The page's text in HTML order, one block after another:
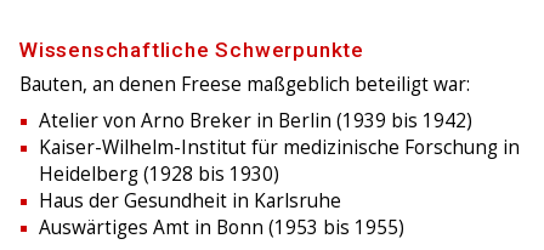
Wissenschaftliche Schwerpunkte
Bauten, an denen Freese maßgeblich beteiligt war:
Atelier von Arno Breker in Berlin (1939 bis 1942)
Kaiser-Wilhelm-Institut für medizinische Forschung in
Heidelberg (1928 bis 1930)
Haus der Gesundheit in Karlsruhe
Auswärtiges Amt in Bonn (1953 bis 1955)